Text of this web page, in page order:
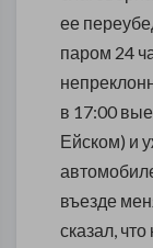
ее
паром 24
в 17:00
Ейском) и
въезде
сказал,